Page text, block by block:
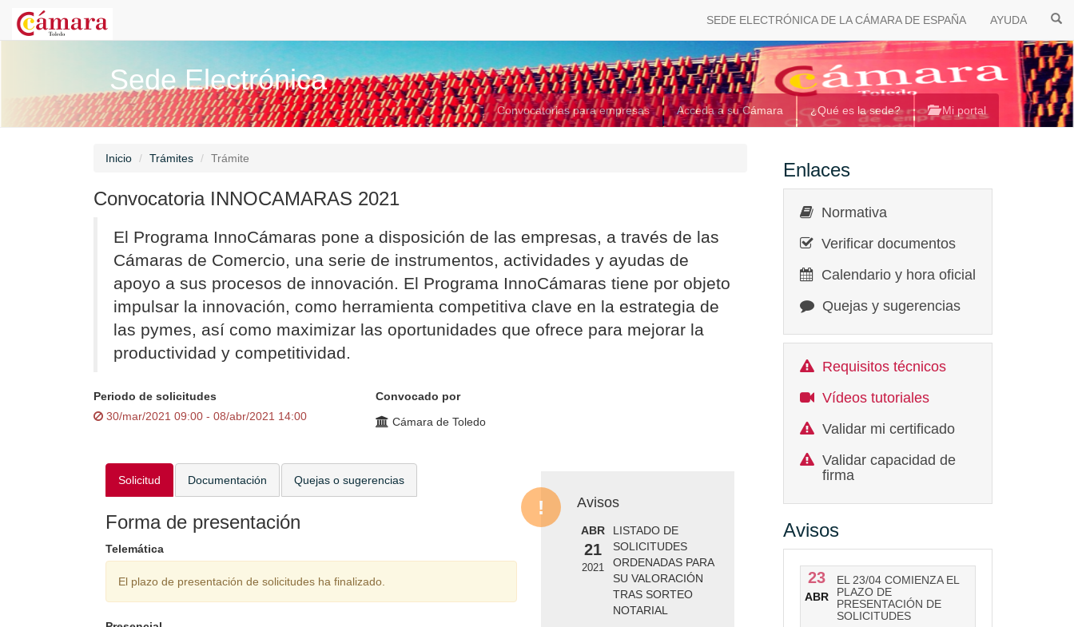
SEDE ELECTRÓNICA DE LA CÁMARA DE ESPAÑA AYUDA
Sede Electrónica
Convocatorias para empresas Acceda a su Cámara ¿Qué es la sede? Mi portal
Inicio Trámites Trámite
Convocatoria INNOCAMARAS 2021
El Programa InnoCámaras pone a disposición de las empresas, a través de las
Cámaras de Comercio, una serie de instrumentos, actividades y ayudas de
apoyo a sus procesos de innovación. El Programa InnoCámaras tiene por objeto
impulsar la innovación, como herramienta competitiva clave en la estrategia de
las pymes, así como maximizar las oportunidades que ofrece para mejorar la
productividad y competitividad.
Periodo de solicitudes
30/mar/2021 09:00 - 08/abr/2021 14:00
Convocado por
Cámara de Toledo
Solicitud Documentación Quejas o sugerencias
Forma de presentación
Telemática
El plazo de presentación de solicitudes ha finalizado.
Avisos
ABR
21
2021
LISTADO DE
SOLICITUDES
ORDENADAS PARA
SU VALORACIÓN
TRAS SORTEO
NOTARIAL
Enlaces
Normativa
Verificar documentos
Calendario y hora oficial
Quejas y sugerencias
Requisitos técnicos
Vídeos tutoriales
Validar mi certificado
Validar capacidad de
firma
Avisos
23
ABR
EL 23/04 COMIENZA EL
PLAZO DE
PRESENTACIÓN DE
SOLICITUDES